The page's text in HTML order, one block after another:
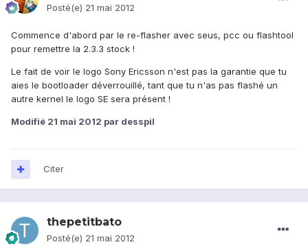
Posté(e) 21 mai 2012
Commence d'abord par le re-flasher avec seus, pcc ou flashtool
pour remettre la 2.3.3 stock !
Le fait de voir le logo Sony Ericsson n'est pas la garantie que tu
aies le bootloader déverrouillé, tant que tu n'as pas flashé un
autre kernel le logo SE sera présent !
Modifié 21 mai 2012 par desspil
Citer
thepetitbato
Posté(e) 21 mai 2012